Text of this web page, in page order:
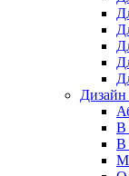
Дизайн
В
В